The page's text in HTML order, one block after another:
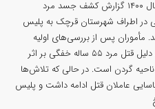
اواخر سال ۱۴۰۰ گزارش کشف جسد مرد
در اطراف شهرستان قرچک به پلیس
مأموران پس از بررسی‌های اولیه
دریافتند دلیل قتل مرد ۵۵ ساله خفگی بر اثر
ناحیه گردن است. در حالی که تلاش‌ها
عاملان قتل ادامه داشت و پلیس